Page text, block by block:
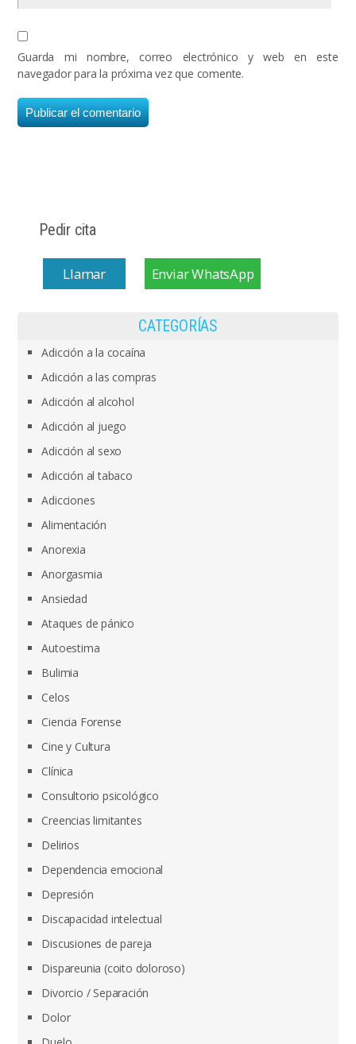
Guarda mi nombre, correo electrónico y web en este
navegador para la próxima vez que comente.
Pedir cita
Llamar Enviar WhatsApp
CATEGORÍAS
Adicción a la cocaína
Adicción a las compras
Adicción al alcohol
Adicción al juego
Adicción al sexo
Adicción al tabaco
Adicciones
Alimentación
Anorexia
Anorgasmia
Ansiedad
Ataques de pánico
Autoestima
Bulimia
Celos
Ciencia Forense
Cine y Cultura
Clínica
Consultorio psicológico
Creencias limitantes
Delirios
Dependencia emocional
Depresión
Discapacidad intelectual
Discusiones de pareja
Dispareunia (coito doloroso)
Divorcio / Separación
Dolor